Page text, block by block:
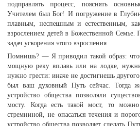
подправлять процесс, пояснять
Учителем был Бог! И погружение в
плавным, неспешным и естественным,
взрослением детей в Божественной Семье.
задач ускорения этого взросления.
Помнишь? — Я приводил такой образ:
мощную реку вплавь или на лодке,
нужно грести: иначе не достигнешь
был ваш духовный Путь сейчас. Тогда
устройство общества позволяли
мосту. Когда есть такой мост, то
стремниной, не опасаться течения и
устройство общества позволяет сделать